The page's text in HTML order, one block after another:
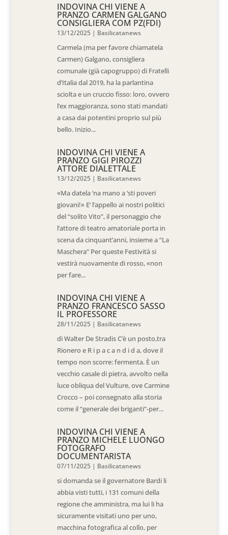
INDOVINA CHI VIENE A
PRANZO CARMEN GALGANO
CONSIGLIERA COM PZ(FDI)
13/12/2025 | Basilicatanews
Carmela (ma per favore chiamatela
Carmen) Galgano, consigliera
comunale (già capogruppo) di Fratelli
d’Italia dal 2019, ha la parlantina
sciolta e un cruccio fisso: loro, ovvero
l’ex maggioranza, sono stati mandati
a casa dai potentini proprio sul più
bello. Inizio...
INDOVINA CHI VIENE A
PRANZO GIGI PIROZZI
ATTORE DIALETTALE
13/12/2025 | Basilicatanews
«Ma datela ‘na mano a ‘sti poveri
giovani!» E’ l’appello ai nostri politici
del “solito Vito”, il personaggio che
l’attore di teatro amatoriale porta in
scena da cinquant’anni, insieme a “La
Maschera” Per queste Festività si
vestirà nuovamente di rosso, «non
per fare...
INDOVINA CHI VIENE A
PRANZO FRANCESCO SASSO
IL PROFESSORE
28/11/2025 | Basilicatanews
di Walter De Stradis C’è un posto,tra
Rionero e R i p a c a n d i d a, dove il
tempo non scorre: fermenta. È un
vecchio casale di pietra, avvolto nella
luce obliqua del Vulture, ove Carmine
Crocco – poi consegnato alla storia
come il “generale dei briganti”-per...
INDOVINA CHI VIENE A
PRANZO MICHELE LUONGO
FOTOGRAFO
DOCUMENTARISTA
07/11/2025 | Basilicatanews
si domanda se il governatore Bardi li
abbia visti tutti, i 131 comuni della
regione che amministra, ma lui li ha
sicuramente visitati uno per uno,
macchina fotografica al collo, per